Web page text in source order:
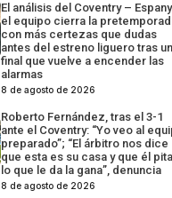
El análisis del Coventry –
el equipo cierra la
con más certezas que dudas
antes del estreno liguero tras un
final que vuelve a encender las
alarmas
8 de agosto de 2026
Roberto Fernández, tras el 3-1
ante el Coventry: “Yo veo al
preparado”; “El árbitro nos dice
que esta es su casa y que él pita
lo que le da la gana”, denuncia
8 de agosto de 2026